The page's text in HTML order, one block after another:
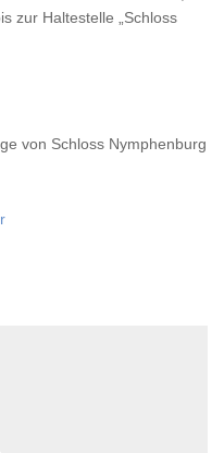
zur Haltestelle „Schloss
von Schloss Nymphenburg